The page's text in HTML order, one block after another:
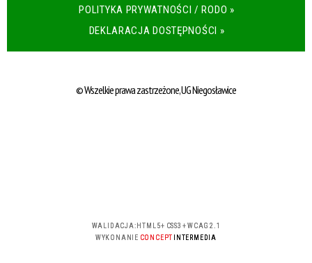
POLITYKA PRYWATNOŚCI / RODO »
DEKLARACJA DOSTĘPNOŚCI »
© Wszelkie prawa zastrzeżone, UG Niegosławice
WALIDACJA: HTML5+ CSS3 +WCAG 2.1
WYKONANIE CONCEPT INTERMEDIA